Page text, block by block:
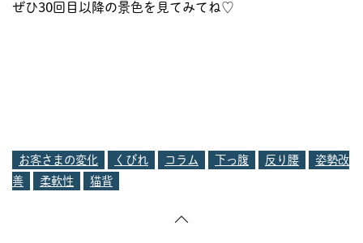
ぜひ30回目以降の景色を見てみてね♡
お客さまの変化 くびれ コラム 下っ腹 反り腰
姿勢改
善
柔軟性 猫背